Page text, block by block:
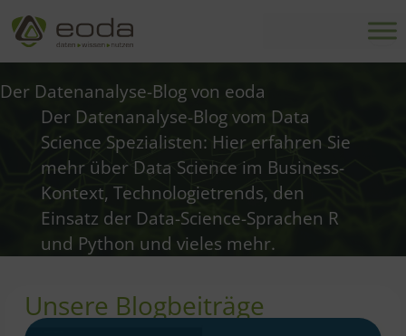
Zum
Inhalt
springen
Der Datenanalyse-Blog von eoda
Der Datenanalyse-Blog vom Data
Science Spezialisten: Hier erfahren Sie
mehr über Data Science im Business-
Kontext, Technologietrends, den
Einsatz der Data-Science-Sprachen R
und Python und vieles mehr.
Unsere Blogbeiträge